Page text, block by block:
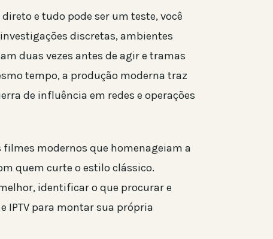
e tudo pode ser um teste, você
discretas, ambientes
duas vezes antes de agir e tramas
tempo, a produção moderna traz
de influência em redes e operações
filmes modernos que homenageiam a
quem curte o estilo clássico.
identificar o que procurar e
IPTV para montar sua própria